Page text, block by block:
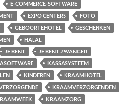
E-COMMERCE-SOFTWARE
EXPO CENTERS
FOTO
GEBOORTEHOTEL
GESCHENKEN
HALAL
JE BENT
JE BENT ZWANGER
KASSASYSTEEM
KINDEREN
KRAAMHOTEL
KRAAMVERZORGENDEN
KRAAMZORG